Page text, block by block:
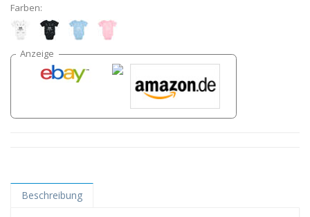
Farben:
Beschreibung